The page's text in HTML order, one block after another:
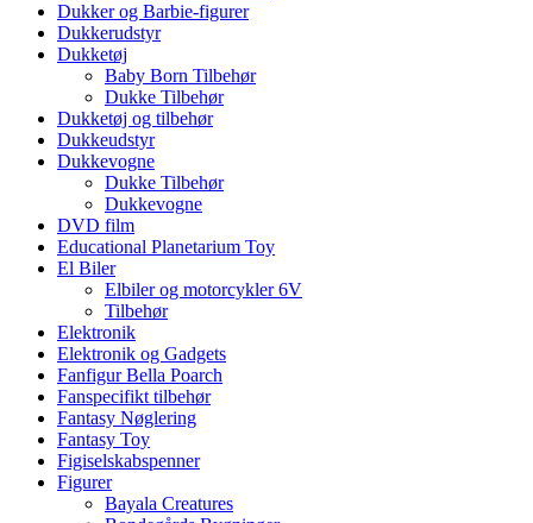
Dukker og Barbie-figurer
Dukkerudstyr
Dukketøj
Baby Born Tilbehør
Dukke Tilbehør
Dukketøj og tilbehør
Dukkeudstyr
Dukkevogne
Dukke Tilbehør
Dukkevogne
DVD film
Educational Planetarium Toy
El Biler
Elbiler og motorcykler 6V
Tilbehør
Elektronik
Elektronik og Gadgets
Fanfigur Bella Poarch
Fanspecifikt tilbehør
Fantasy Nøglering
Fantasy Toy
Figiselskabspenner
Figurer
Bayala Creatures